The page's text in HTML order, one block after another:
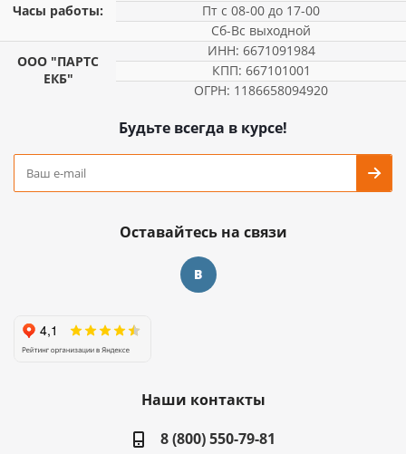
Часы работы:
Пт с 08-00 до 17-00
Сб-Вс выходной
ООО "ПАРТС
ЕКБ"
ИНН: 6671091984
КПП: 667101001
ОГРН: 1186658094920
Будьте всегда в курсе!
Оставайтесь на связи
Наши контакты
8 (800) 550-79-81